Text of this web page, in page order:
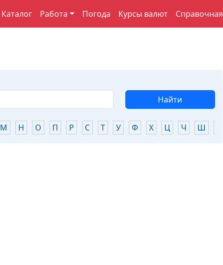
Каталог Работа Погода Курсы валют Справочная
Найти
М Н О П Р С Т У Ф Х Ц Ч Ш